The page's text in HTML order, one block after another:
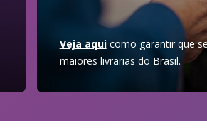
Veja aquicomo garantir que
maiores livrarias do Brasil.